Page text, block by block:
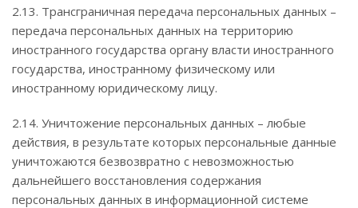
2.13. Трансграничная передача персональных данных –
передача персональных данных на территорию
иностранного государства органу власти иностранного
государства, иностранному физическому или
иностранному юридическому лицу.
2.14. Уничтожение персональных данных – любые
действия, в результате которых персональные данные
уничтожаются безвозвратно с невозможностью
дальнейшего восстановления содержания
персональных данных в информационной системе